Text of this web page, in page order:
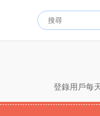
登錄用戶每